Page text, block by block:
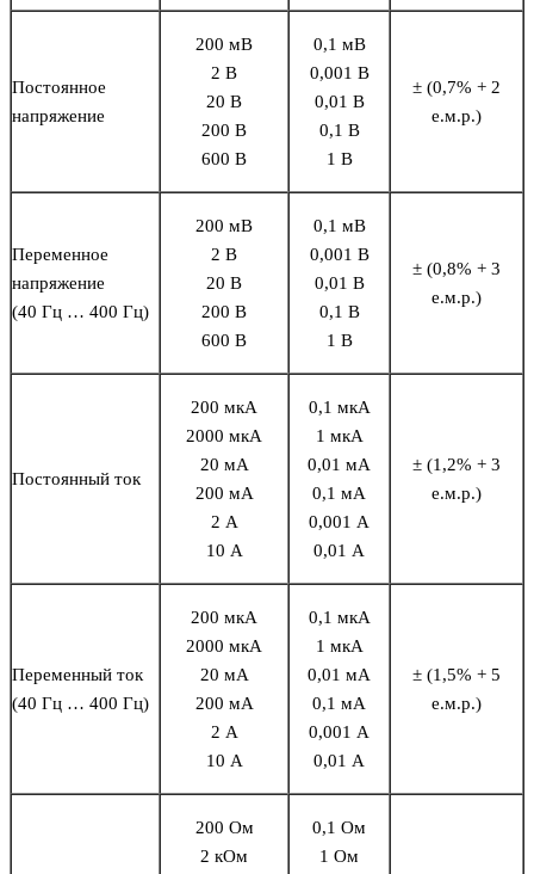
Постоянное
напряжение
200 мВ
2 В
20 В
200 В
600 В
0,1 мВ
0,001 В
0,01 В
0,1 В
1 В
± (0,7% + 2
е.м.р.)
Переменное
напряжение
(40 Гц … 400 Гц)
200 мВ
2 В
20 В
200 В
600 В
0,1 мВ
0,001 В
0,01 В
0,1 В
1 В
± (0,8% + 3
е.м.р.)
Постоянный ток
200 мкА
2000 мкА
20 мА
200 мА
2 А
10 А
0,1 мкА
1 мкА
0,01 мА
0,1 мА
0,001 А
0,01 А
± (1,2% + 3
е.м.р.)
Переменный ток
(40 Гц … 400 Гц)
200 мкА
2000 мкА
20 мА
200 мА
2 А
10 А
0,1 мкА
1 мкА
0,01 мА
0,1 мА
0,001 А
0,01 А
± (1,5% + 5
е.м.р.)
200 Ом
2 кОм
0,1 Ом
1 Ом